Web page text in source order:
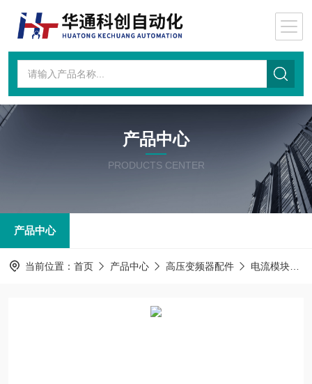
产品中心
PRODUCTS CENTER
产品中心
当前位置： 首页 产品中心 高压变频器配件 电流模块